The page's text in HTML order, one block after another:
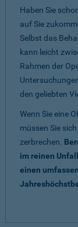
Haben Sie
auf Sie
Selbst das
kann leicht
Rahmen der
den geliebten
Wenn Sie eine
müssen Sie
zerbrechen.
im reinen
einen